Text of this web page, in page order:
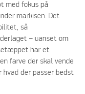
med fokus på
markisen. Det
så
– uanset om
har et
farve der skal vende
hvad der passer bedst